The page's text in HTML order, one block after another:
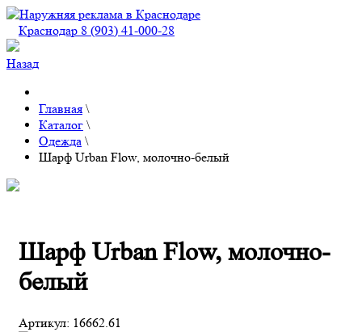
Краснодар 8 (903) 41-000-28
Назад
Главная \
Каталог \
Одежда \
Шарф Urban Flow, молочно-белый
Шарф Urban Flow, молочно-
белый
Артикул: 16662.61